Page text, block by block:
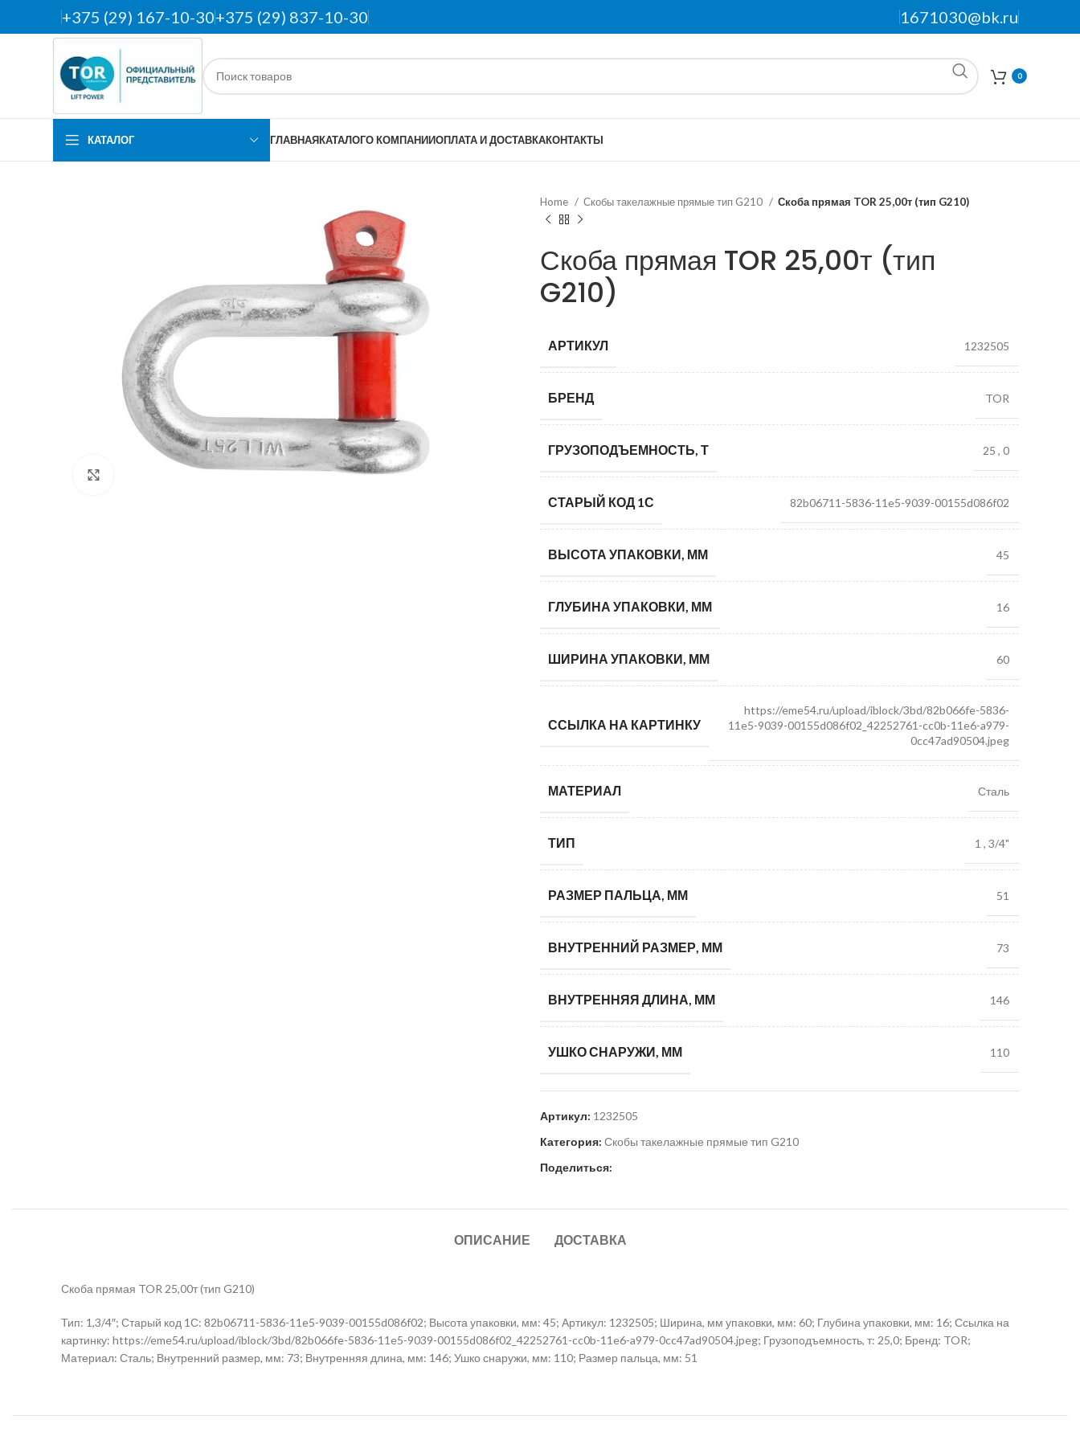
+375 (29) 167-10-30+375 (29) 837-10-30 1671030@bk.ru
0
КАТАЛОГ ГЛАВНАЯКАТАЛОГО КОМПАНИИОПЛАТА И ДОСТАВКАКОНТАКТЫ
Home Скобы такелажные прямые тип G210 Скоба прямая TOR 25,00т (тип G210)
Скоба прямая TOR 25,00т (тип
G210)
АРТИКУЛ 1232505
БРЕНД TOR
ГРУЗОПОДЪЕМНОСТЬ, Т 25 , 0
СТАРЫЙ КОД 1С 82b06711-5836-11e5-9039-00155d086f02
ВЫСОТА УПАКОВКИ, ММ 45
ГЛУБИНА УПАКОВКИ, ММ 16
ШИРИНА УПАКОВКИ, ММ 60
ССЫЛКА НА КАРТИНКУ
https://eme54.ru/upload/iblock/3bd/82b066fe-5836-
11e5-9039-00155d086f02_42252761-cc0b-11e6-a979-
0cc47ad90504.jpeg
МАТЕРИАЛ Сталь
ТИП 1 , 3/4"
РАЗМЕР ПАЛЬЦА, ММ 51
ВНУТРЕННИЙ РАЗМЕР, ММ 73
ВНУТРЕННЯЯ ДЛИНА, ММ 146
УШКО СНАРУЖИ, ММ 110
Артикул: 1232505
Категория: Скобы такелажные прямые тип G210
Поделиться:
ОПИСАНИЕ ДОСТАВКА
Скоба прямая TOR 25,00т (тип G210)
Тип: 1,3/4″; Старый код 1С: 82b06711-5836-11e5-9039-00155d086f02; Высота упаковки, мм: 45; Артикул: 1232505; Ширина, мм упаковки, мм: 60; Глубина упаковки, мм: 16; Ссылка на
картинку: https://eme54.ru/upload/iblock/3bd/82b066fe-5836-11e5-9039-00155d086f02_42252761-cc0b-11e6-a979-0cc47ad90504.jpeg; Грузоподъемность, т: 25,0; Бренд: TOR;
Материал: Сталь; Внутренний размер, мм: 73; Внутренняя длина, мм: 146; Ушко снаружи, мм: 110; Размер пальца, мм: 51